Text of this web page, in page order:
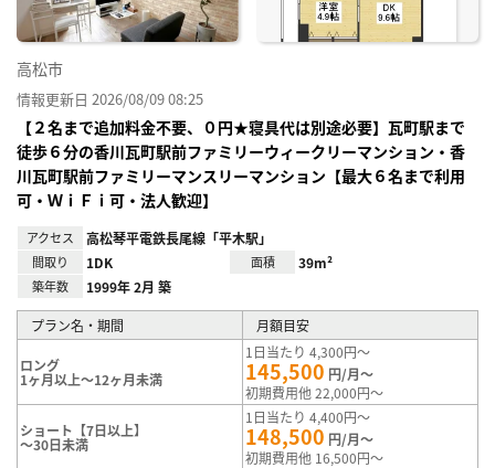
高松市
情報更新日 2026/08/09 08:25
【２名まで追加料金不要、０円★寝具代は別途必要】瓦町駅まで
徒歩６分の香川瓦町駅前ファミリーウィークリーマンション・香
川瓦町駅前ファミリーマンスリーマンション【最大６名まで利用
可・ＷｉＦｉ可・法人歓迎】
アクセス 高松琴平電鉄長尾線「平木駅」
間取り 1DK 面積 39m²
築年数 1999年 2月 築
プラン名・期間 月額目安
ロング
1ヶ月以上～12ヶ月未満
1日当たり 4,300円～
145,500 円/月～
初期費用他 22,000円～
ショート【7日以上】
～30日未満
1日当たり 4,400円～
148,500 円/月～
初期費用他 16,500円～